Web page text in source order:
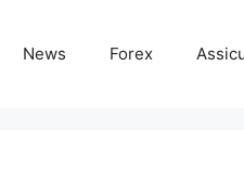
News Forex